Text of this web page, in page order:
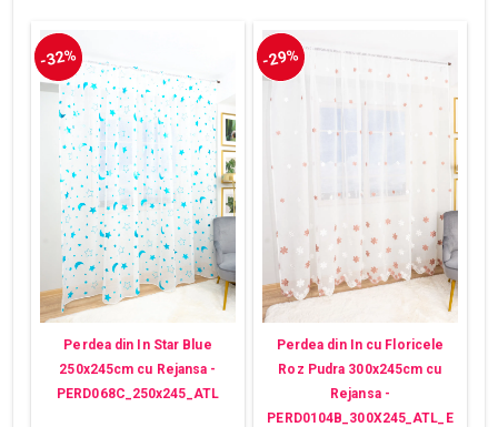
-32%
Perdea din In Star Blue
250x245cm cu Rejansa -
PERD068C_250x245_ATL
-29%
Perdea din In cu Floricele
Roz Pudra 300x245cm cu
Rejansa -
PERD0104B_300X245_ATL_E